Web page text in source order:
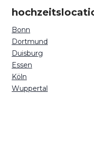
Bonn
Dortmund
Duisburg
Essen
Köln
Wuppertal